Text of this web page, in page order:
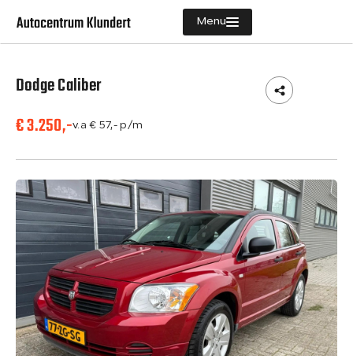
Menu
Diensten
Verkocht
Over ons
Contact
Dodge Caliber
€ 3.250,-v.a € 57,- p/m